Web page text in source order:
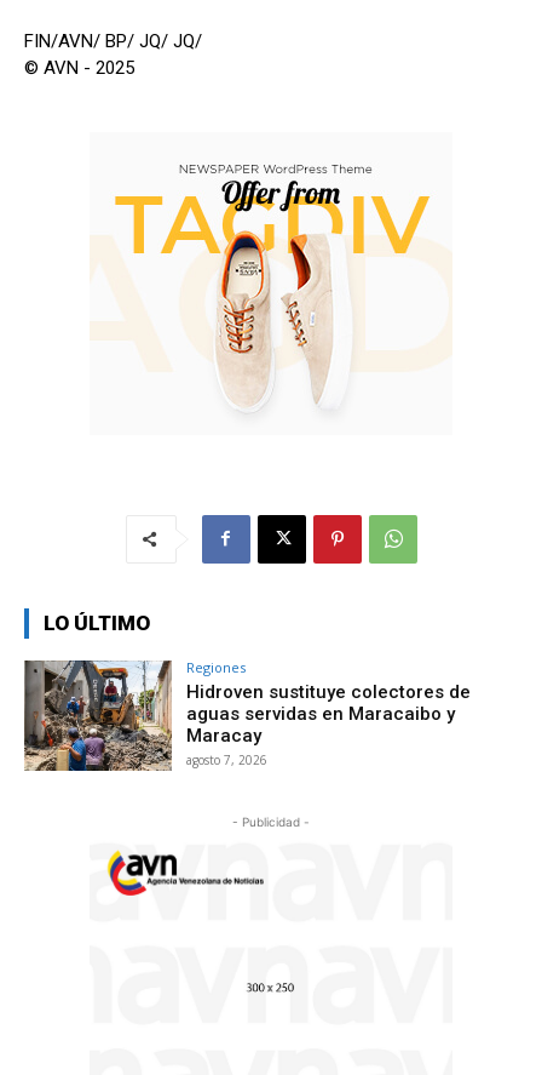
FIN/AVN/ BP/ JQ/ JQ/
© AVN - 2025
LO ÚLTIMO
Regiones
Hidroven sustituye colectores de
aguas servidas en Maracaibo y
Maracay
agosto 7, 2026
- Publicidad -